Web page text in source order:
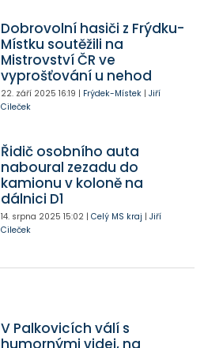
Dobrovolní hasiči z Frýdku-
Místku soutěžili na
Mistrovství ČR ve
vyprošťování u nehod
22. září 2025 16:19 | Frýdek-Místek| Jiří
Cileček
Řidič osobního auta
naboural zezadu do
kamionu v koloně na
dálnici D1
14. srpna 2025 15:02| Celý MS kraj | Jiří
Cileček
V Palkovicích válí s
humornými videi, na